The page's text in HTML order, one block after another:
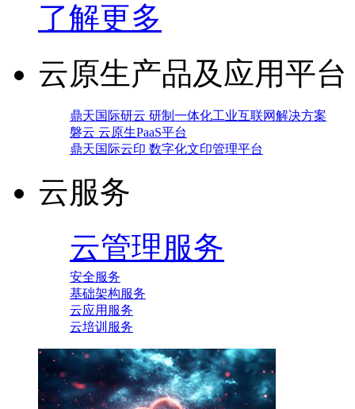
了解更多
云原生产品及应用平台
鼎天国际研云 研制一体化工业互联网解决方案
磐云 云原生PaaS平台
鼎天国际云印 数字化文印管理平台
云服务
云管理服务
安全服务
基础架构服务
云应用服务
云培训服务